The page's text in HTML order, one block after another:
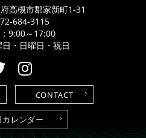
高槻市郡家新町1-31
684-3115
9:00～17:00
・日曜日・祝日
CONTACT
カレンダー